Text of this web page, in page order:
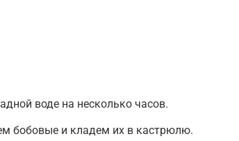
воде на несколько часов.
бобовые и кладем их в кастрюлю.